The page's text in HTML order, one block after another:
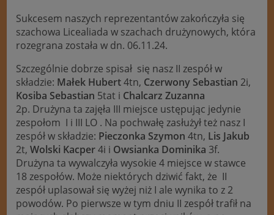
Sukcesem naszych reprezentantów zakończyła się
szachowa Licealiada w szachach drużynowych, która
rozegrana została w dn. 06.11.24.
Szczególnie dobrze spisał się nasz II zespół w
składzie: Małek Hubert4tn, Czerwony Sebastian 2i,
Kosiba Sebastian 5tat i Chalcarz Zuzanna
2p. Drużyna ta zajęła III miejsce ustępując jedynie
zespołom I i III LO . Na pochwałę zasłużył też nasz I
zespół w składzie: Pieczonka Szymon 4tn, Lis Jakub
2t,Wolski Kacper4i i Owsianka Dominika 3f.
Drużyna ta wywalczyła wysokie 4 miejsce w stawce
18 zespołów. Może niektórych dziwić fakt, że II
zespół uplasował się wyżej niż I ale wynika to z 2
powodów. Po pierwsze w tym dniu II zespół trafił na